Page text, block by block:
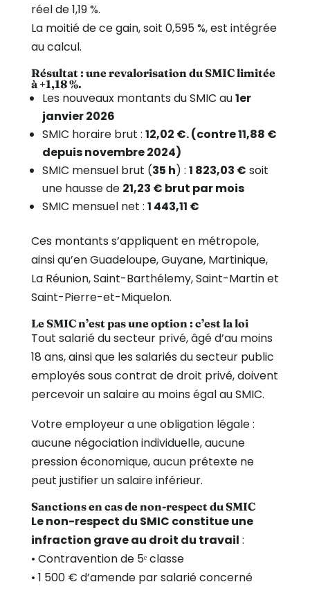
réel de 1,19 %.
La moitié de ce gain, soit 0,595 %, est intégrée
au calcul.
Résultat : une revalorisation du SMIC limitée
à +1,18 %.
Les nouveaux montants du SMIC au1er
janvier 2026
SMIC horaire brut : 12,02 €. (contre 11,88 €
depuis novembre 2024)
SMIC mensuel brut (35 h) : 1 823,03 € soit
une hausse de 21,23 € brut par mois
SMIC mensuel net : 1 443,11 €
Ces montants s’appliquent en métropole,
ainsi qu’en Guadeloupe, Guyane, Martinique,
La Réunion, Saint-Barthélemy, Saint-Martin et
Saint-Pierre-et-Miquelon.
Le SMIC n’est pas une option : c’est la loi
Tout salarié du secteur privé, âgé d’au moins
18 ans, ainsi que les salariés du secteur public
employés sous contrat de droit privé, doivent
percevoir un salaire au moins égal au SMIC.
Votre employeur a une obligation légale :
aucune négociation individuelle, aucune
pression économique, aucun prétexte ne
peut justifier un salaire inférieur.
Sanctions en cas de non-respect du SMIC
Le non-respect du SMIC constitue une
infraction grave au droit du travail :
• Contravention de 5ᵉ classe
• 1 500 € d’amende par salarié concerné